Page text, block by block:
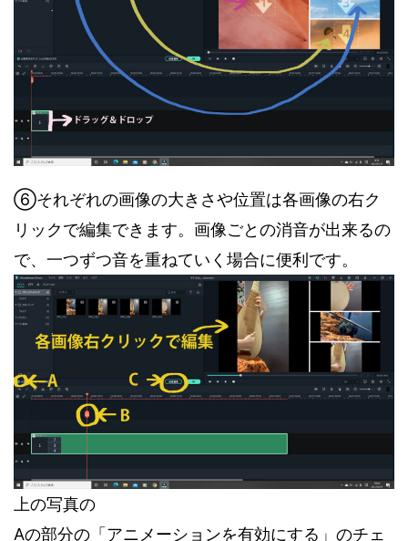
⑥それぞれの画像の大きさや位置は各画像の右ク
リックで編集できます。画像ごとの消音が出来るの
で、一つずつ音を重ねていく場合に便利です。
上の写真の
Aの部分の「アニメーションを有効にする」のチェ